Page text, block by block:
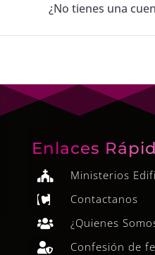
¿No tienes una
Enlaces
 Ministerios
 Contactanos
 ¿Quienes
 Confesión de fe